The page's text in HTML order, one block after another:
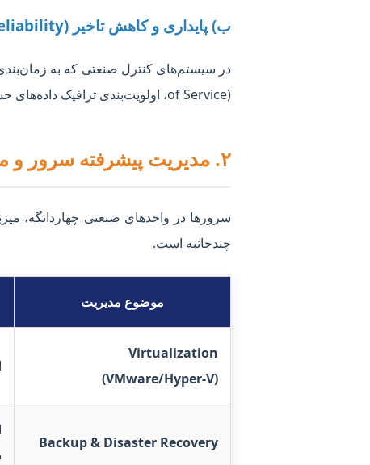
ب) پایداری و کاهش تاخیر (Latency & Reliability)
of Service)، اولویت‌بندی ترافیک داده‌های حساس تولیدی را تضمین می‌کنیم.
۲. مدیریت پیشرفته سرور و مجازی‌سازی (Advanced Server & Virtualization)
چندجانبه است.
موضوع مدیریت
Virtualization
(VMware/Hyper-V)
Backup & Disaster Recovery